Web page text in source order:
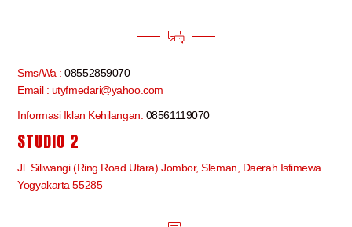
Sms/Wa :08552859070
Email : utyfmedari@yahoo.com
Informasi Iklan Kehilangan: 08561119070
STUDIO 2
Jl. Siliwangi (Ring Road Utara) Jombor, Sleman, Daerah Istimewa
Yogyakarta 55285